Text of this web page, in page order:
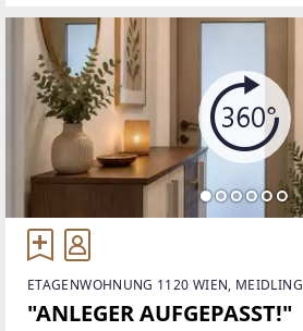
ETAGENWOHNUNG 1120 WIEN, MEIDLING
"ANLEGER AUFGEPASST!"